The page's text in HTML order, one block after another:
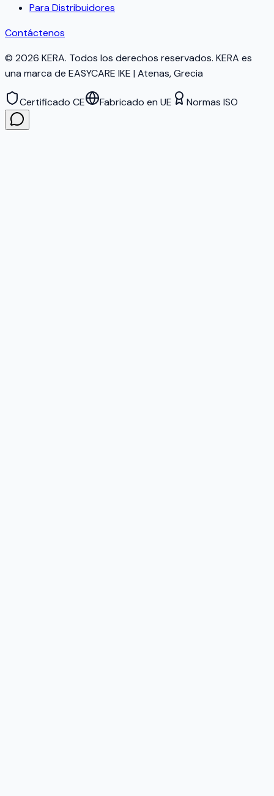
Para Distribuidores
Contáctenos
© 2026 KERA. Todos los derechos reservados. KERA es
una marca de EASYCARE IKE | Atenas, Grecia
Certificado CE Fabricado en UE Normas ISO